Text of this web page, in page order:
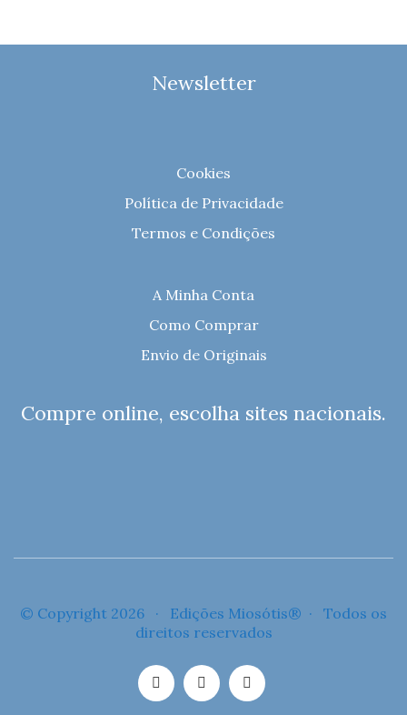
Newsletter
Cookies
Política de Privacidade
Termos e Condições
A Minha Conta
Como Comprar
Envio de Originais
Compre online, escolha sites nacionais.
© Copyright 2026 · Edições Miosótis® · Todos os
direitos reservados